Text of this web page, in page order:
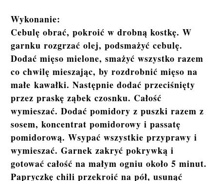
Wykonanie:
Cebulę obrać, pokroić w drobną kostkę. W
garnku rozgrzać olej, podsmażyć cebulę.
Dodać mięso mielone, smażyć wszystko razem
co chwilę mieszając, by rozdrobnić mięso na
małe kawałki. Następnie dodać przeciśnięty
przez praskę ząbek czosnku. Całość
wymieszać. Dodać pomidory z puszki razem z
sosem, koncentrat pomidorowy i passatę
pomidorową. Wsypać wszystkie przyprawy i
wymieszać. Garnek zakryć pokrywką i
gotować całość na małym ogniu około 5 minut.
Papryczkę chili przekroić na pół, usunąć